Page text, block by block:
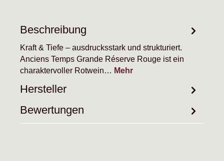
Beschreibung
Kraft & Tiefe – ausdrucksstark und strukturiert.
Anciens Temps Grande Réserve Rouge ist ein
charaktervoller Rotwein… Mehr
Hersteller
Bewertungen